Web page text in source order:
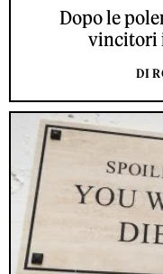
Dopo le
vincitori
DI